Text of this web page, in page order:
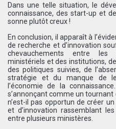
Dans une telle situation, le
connaissance, des start-up et
sonne plutôt creux !
En conclusion, il apparaît à
de recherche et d’innovation
chevauchements entre les
ministériels et des institutions,
des politiques suivies, de
stratégie et du manque de
l’économie de la
s’annonçant comme un tournant
n’est-il pas opportun de créer
et d’innovation rassemblant
entre plusieurs ministères.